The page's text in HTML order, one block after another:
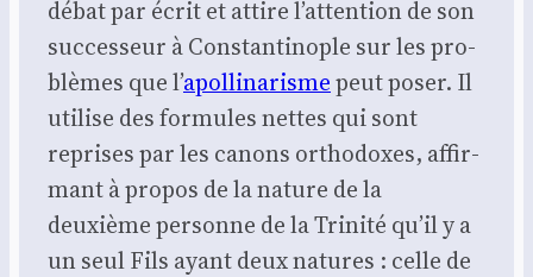
débat par écrit et attire l’at­ten­tion de son
suc­ces­seur à Constan­ti­nople sur les pro­
blèmes que l’apol­li­na­rismepeut poser. Il
uti­lise des for­mules nettes qui sont
reprises par les canons ortho­doxes, affir­
mant à pro­pos de la nature de la
deuxième per­sonne de la Tri­ni­té qu’il y a
un seul Fils ayant deux natures : celle de